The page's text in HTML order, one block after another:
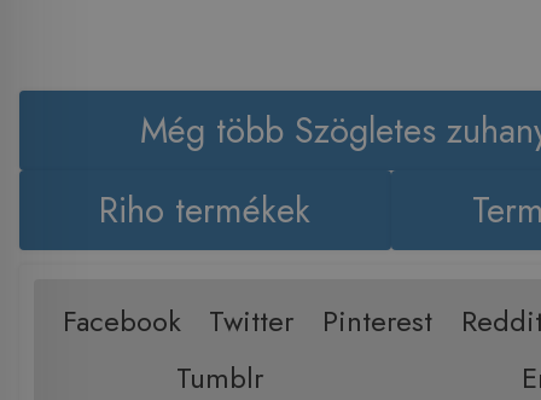
Még több Szögletes
Riho termékek
Facebook Twitter Pinterest
Tumblr